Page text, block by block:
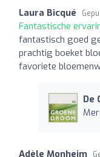
Laura Bicqué
Fantastische
fantastisch goed
prachtig boeket
favoriete
De
Adèle Monheim